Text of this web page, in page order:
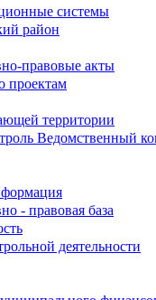
системы
район
правовые акты
проектам
территории
Ведомственный
- правовая база
деятельности